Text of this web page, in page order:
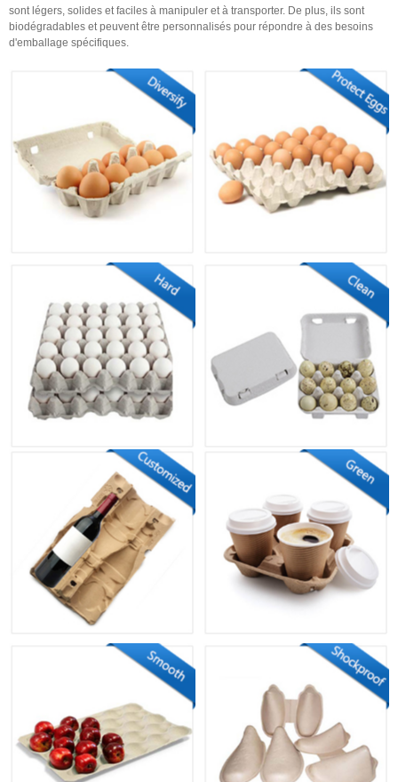
sont légers, solides et faciles à manipuler et à transporter. De plus, ils sont
biodégradables et peuvent être personnalisés pour répondre à des besoins
d'emballage spécifiques.